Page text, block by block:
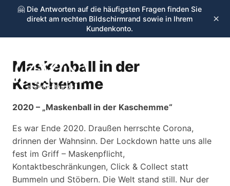
🤗 Die Antworten auf die häufigsten Fragen finden Sie
direkt am rechten Bildschirmrand sowie in Ihrem
Kundenkonto.
×
cycling-stop.de
Maskenball in der
Kaschemme
2020 – „Maskenball in der Kaschemme“
Es war Ende 2020. Draußen herrschte Corona,
drinnen der Wahnsinn. Der Lockdown hatte uns alle
fest im Griff – Maskenpflicht,
Kontaktbeschränkungen, Click & Collect statt
Bummeln und Stöbern. Die Welt stand still. Nur der